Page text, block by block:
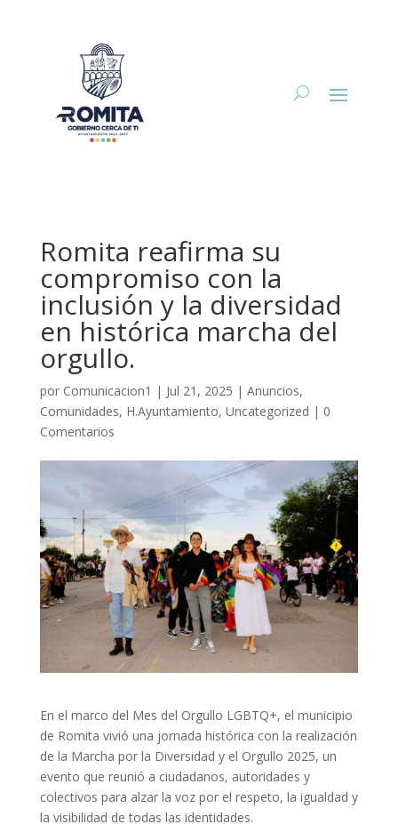
Romita reafirma su
compromiso con la
inclusión y la diversidad
en histórica marcha del
orgullo.
por Comunicacion1 | Jul 21, 2025 | Anuncios,
Comunidades, H.Ayuntamiento, Uncategorized | 0
Comentarios
En el marco del Mes del Orgullo LGBTQ+, el municipio
de Romita vivió una jornada histórica con la realización
de la Marcha por la Diversidad y el Orgullo 2025, un
evento que reunió a ciudadanos, autoridades y
colectivos para alzar la voz por el respeto, la igualdad y
la visibilidad de todas las identidades.